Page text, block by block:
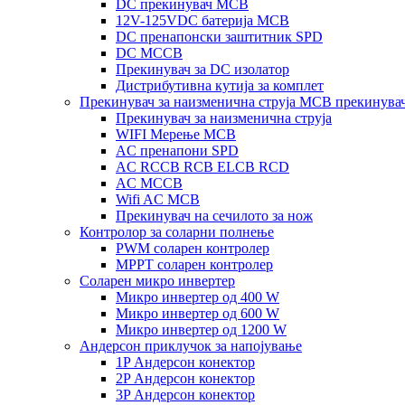
DC прекинувач MCB
12V-125VDC батерија MCB
DC пренапонски заштитник SPD
DC MCCB
Прекинувач за DC изолатор
Дистрибутивна кутија за комплет
Прекинувач за наизменична струја MCB
Прекинувач за наизменична струја
WIFI Мерење MCB
AC пренапони SPD
AC RCCB RCB ELCB RCD
AC MCCB
Wifi AC MCB
Прекинувач на сечилото за нож
Контролор за соларни полнење
PWM соларен контролер
MPPT соларен контролер
Соларен микро инвертер
Микро инвертер од 400 W
Микро инвертер од 600 W
Микро инвертер од 1200 W
Андерсон приклучок за напојување
1P Андерсон конектор
2P Андерсон конектор
3P Андерсон конектор